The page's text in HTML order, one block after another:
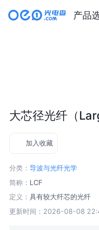
产品
大芯径光纤（
加入收藏
分类：导波与光纤光学
简称： LCF
定义：具有较大纤芯的光纤
更新时间：2026-08-08